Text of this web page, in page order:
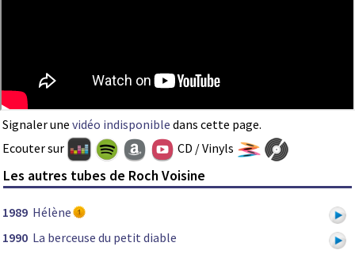
Signaler une vidéo indisponible dans cette page.
Ecouter sur
CD / Vinyls
Les autres tubes de Roch Voisine
1989 Hélène
1990 La berceuse du petit diable